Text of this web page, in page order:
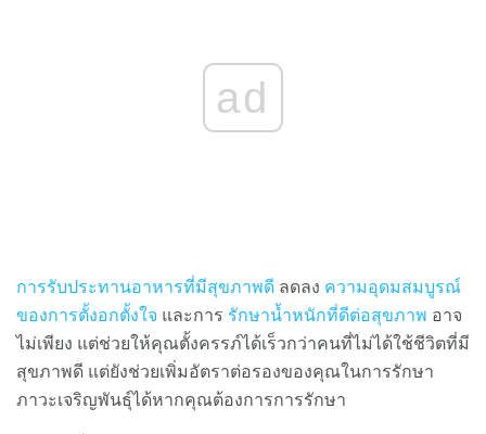
ad
การรับประทานอาหารที่มีสุขภาพดี ลดลง ความอุดมสมบูรณ์
ของการตั้งอกตั้งใจ และการ รักษาน้ำหนักที่ดีต่อสุขภาพ อาจ
ไม่เพียง แต่ช่วยให้คุณตั้งครรภ์ได้เร็วกว่าคนที่ไม่ได้ใช้ชีวิตที่มี
สุขภาพดี แต่ยังช่วยเพิ่มอัตราต่อรองของคุณในการรักษา
ภาวะเจริญพันธุ์ได้หากคุณต้องการการรักษา